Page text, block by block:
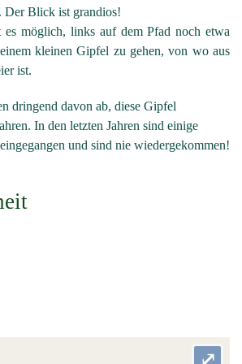
Der Blick ist grandios!
es möglich, links auf dem Pfad noch etwa
kleinen Gipfel zu gehen, von wo aus
ist.
dringend davon ab, diese Gipfel
In den letzten Jahren sind einige
und sind nie wiedergekommen!